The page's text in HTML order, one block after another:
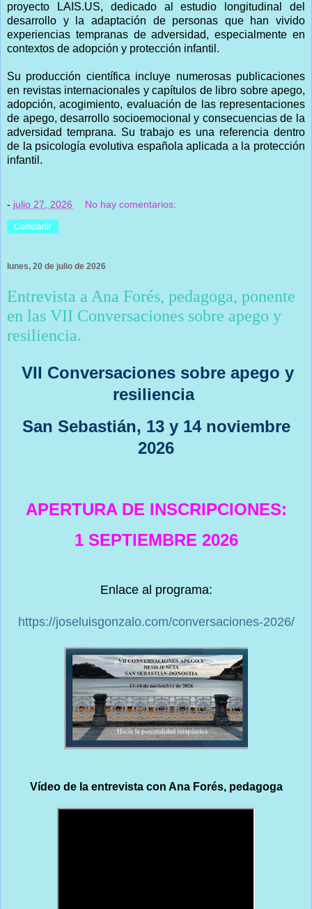
proyecto LAIS.US, dedicado al estudio longitudinal del
desarrollo y la adaptación de personas que han vivido
experiencias tempranas de adversidad, especialmente en
contextos de adopción y protección infantil.
Su producción científica incluye numerosas publicaciones
en revistas internacionales y capítulos de libro sobre apego,
adopción, acogimiento, evaluación de las representaciones
de apego, desarrollo socioemocional y consecuencias de la
adversidad temprana. Su trabajo es una referencia dentro
de la psicología evolutiva española aplicada a la protección
infantil.
- julio 27, 2026 No hay comentarios:
Compartir
lunes, 20 de julio de 2026
Entrevista a Ana Forés, pedagoga, ponente
en las VII Conversaciones sobre apego y
resiliencia.
VII Conversaciones sobre apego y
resiliencia
San Sebastián, 13 y 14 noviembre
2026
APERTURA DE INSCRIPCIONES:
1 SEPTIEMBRE 2026
Enlace al programa:
https://joseluisgonzalo.com/conversaciones-2026/
Vídeo de la entrevista con Ana Forés, pedagoga